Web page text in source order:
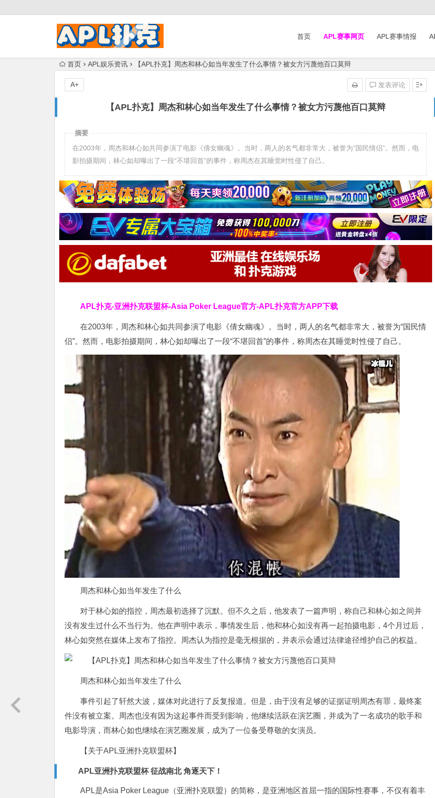
首页 APL赛事网页 APL赛事情报
首页 APL娱乐资讯 【APL扑克】周杰和林心如当年发生了什么事情？被女方污蔑他百口莫辩
【APL扑克】周杰和林心如当年发生了什么事情？被女方污蔑他百口莫辩
发表评论
A+
摘要
在2003年，周杰和林心如共同参演了电影《倩女幽魂》。当时，两人的名气都非常大，被誉为“国民情侣”。然而，电
影拍摄期间，林心如却曝出了一段“不堪回首”的事件，称周杰在其睡觉时性侵了自己。
APL扑克-亚洲扑克联盟杯-Asia Poker League官方-APL扑克官方APP下载
在2003年，周杰和林心如共同参演了电影《倩女幽魂》。当时，两人的名气都非常大，被誉为“国民情
侣”。然而，电影拍摄期间，林心如却曝出了一段“不堪回首”的事件，称周杰在其睡觉时性侵了自己。
周杰和林心如当年发生了什么
对于林心如的指控，周杰最初选择了沉默。但不久之后，他发表了一篇声明，称自己和林心如之间并
没有发生过什么不当行为。他在声明中表示，事情发生后，他和林心如没有再一起拍摄电影，4个月过后，
林心如突然在媒体上发布了指控。周杰认为指控是毫无根据的，并表示会通过法律途径维护自己的权益。
周杰和林心如当年发生了什么
事件引起了轩然大波，媒体对此进行了反复报道。但是，由于没有足够的证据证明周杰有罪，最终案
件没有被立案。周杰也没有因为这起事件而受到影响，他继续活跃在演艺圈，并成为了一名成功的歌手和
电影导演，而林心如也继续在演艺圈发展，成为了一位备受尊敬的女演员。
【关于APL亚洲扑克联盟杯】
APL亚洲扑克联盟杯 征战南北 角逐天下！
APL是Asia Poker League（亚洲扑克联盟）的简称，是亚洲地区首屈一指的国际性赛事，不仅有着丰